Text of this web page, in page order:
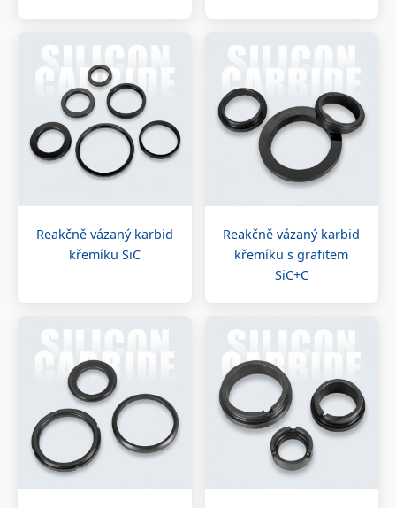
Reakčně vázaný karbid
křemíku SiC
Reakčně vázaný karbid
křemíku s grafitem
SiC+C